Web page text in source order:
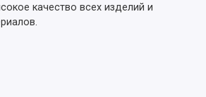
качество всех изделий и